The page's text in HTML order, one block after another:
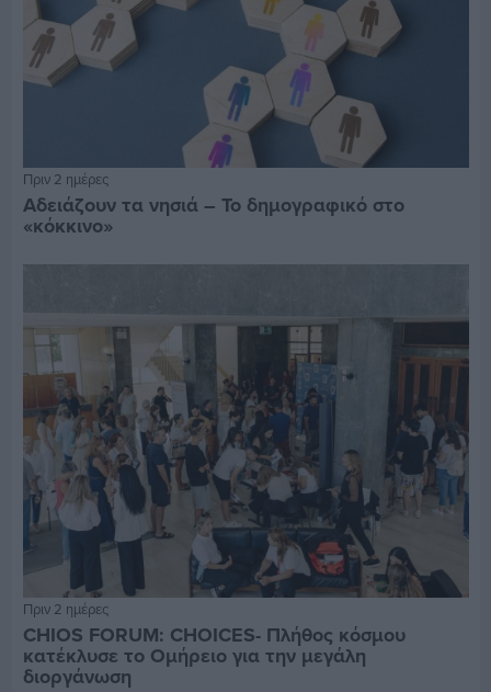
Πριν 2 ημέρες
Αδειάζουν τα νησιά – Το δημογραφικό στο
«κόκκινο»
Πριν 2 ημέρες
CHIOS FORUM: CHOICES- Πλήθος κόσμου
κατέκλυσε το Ομήρειο για την μεγάλη
διοργάνωση